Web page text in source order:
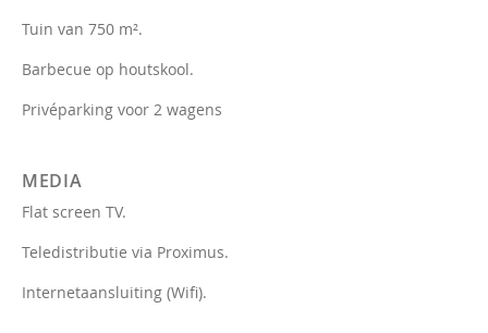
Tuin van 750 m².
Barbecue op houtskool.
Privéparking voor 2 wagens
MEDIA
Flat screen TV.
Teledistributie via Proximus.
Internetaansluiting (Wifi).